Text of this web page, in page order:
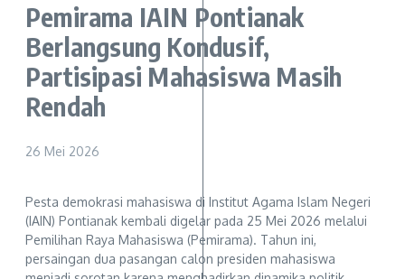
Pemirama IAIN Pontianak
Berlangsung Kondusif,
Partisipasi Mahasiswa Masih
Rendah
26 Mei 2026
Pesta demokrasi mahasiswa di Institut Agama Islam Negeri
(IAIN) Pontianak kembali digelar pada 25 Mei 2026 melalui
Pemilihan Raya Mahasiswa (Pemirama). Tahun ini,
persaingan dua pasangan calon presiden mahasiswa